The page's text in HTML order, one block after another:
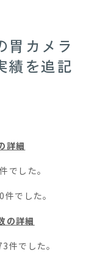
胃カメラ
績を追記
詳細
でした。
でした。
の詳細
件でした。